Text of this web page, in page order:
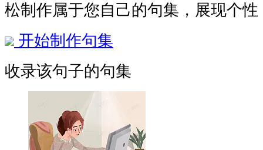
松制作属于您自己的句集，展现个
开始制作句集
收录该句子的句集